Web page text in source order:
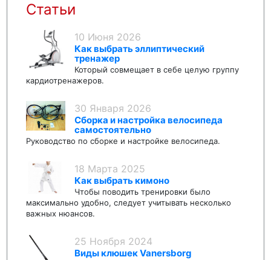
Статьи
10 Июня 2026
Как выбрать эллиптический
тренажер
Который совмещает в себе целую группу
кардиотренажеров.
30 Января 2026
Сборка и настройка велосипеда
самостоятельно
Руководство по сборке и настройке велосипеда.
18 Марта 2025
Как выбрать кимоно
Чтобы поводить тренировки было
максимально удобно, следует учитывать несколько
важных нюансов.
25 Ноября 2024
Виды клюшек Vanersborg